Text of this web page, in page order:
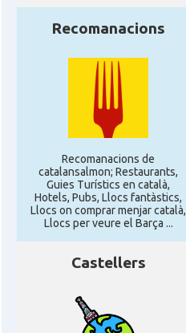
Recomanacions
Recomanacions de
catalansalmon; Restaurants,
Guies Turístics en català,
Hotels, Pubs, Llocs fantàstics,
Llocs on comprar menjar català,
Llocs per veure el Barça ...
Castellers